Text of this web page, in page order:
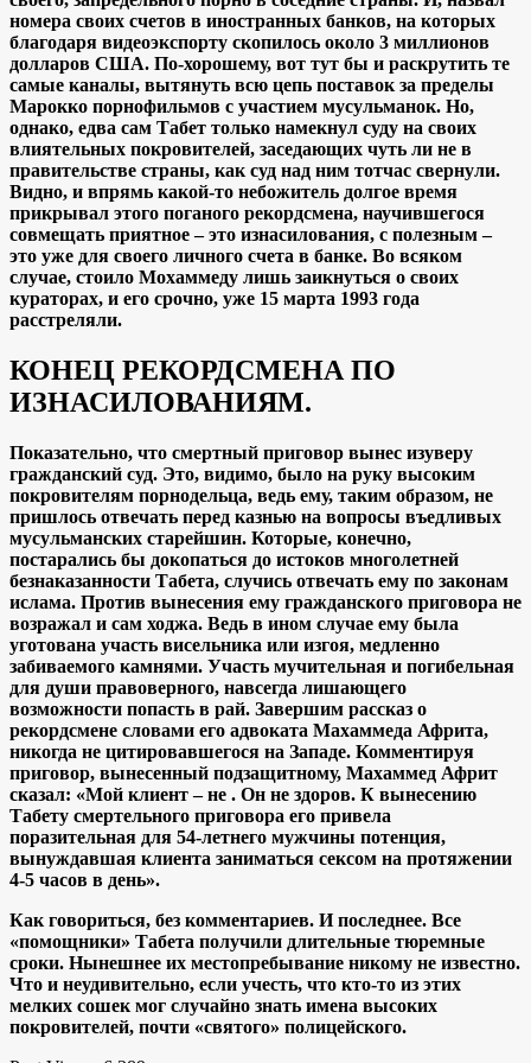
номера своих счетов в иностранных банков, на которых
благодаря видеоэкспорту скопилось около 3 миллионов
долларов США. По-хорошему, вот тут бы и раскрутить те
самые каналы, вытянуть всю цепь поставок за пределы
Марокко порнофильмов с участием мусульманок. Но,
однако, едва сам Табет только намекнул суду на своих
влиятельных покровителей, заседающих чуть ли не в
правительстве страны, как суд над ним тотчас свернули.
Видно, и впрямь какой-то небожитель долгое время
прикрывал этого поганого рекордсмена, научившегося
совмещать приятное – это изнасилования, с полезным –
это уже для своего личного счета в банке. Во всяком
случае, стоило Мохаммеду лишь заикнуться о своих
кураторах, и его срочно, уже 15 марта 1993 года
расстреляли.
КОНЕЦ РЕКОРДСМЕНА ПО
ИЗНАСИЛОВАНИЯМ.
Показательно, что смертный приговор вынес изуверу
гражданский суд. Это, видимо, было на руку высоким
покровителям порнодельца, ведь ему, таким образом, не
пришлось отвечать перед казнью на вопросы въедливых
мусульманских старейшин. Которые, конечно,
постарались бы докопаться до истоков многолетней
безнаказанности Табета, случись отвечать ему по законам
ислама. Против вынесения ему гражданского приговора не
возражал и сам ходжа. Ведь в ином случае ему была
уготована участь висельника или изгоя, медленно
забиваемого камнями. Участь мучительная и погибельная
для души правоверного, навсегда лишающего
возможности попасть в рай. Завершим рассказ о
рекордсмене словами его адвоката Махаммеда Африта,
никогда не цитировавшегося на Западе. Комментируя
приговор, вынесенный подзащитному, Махаммед Африт
сказал: «Мой клиент – не . Он не здоров. К вынесению
Табету смертельного приговора его привела
поразительная для 54-летнего мужчины потенция,
вынуждавшая клиента заниматься сексом на протяжении
4-5 часов в день».
Как говориться, без комментариев. И последнее. Все
«помощники» Табета получили длительные тюремные
сроки. Нынешнее их местопребывание никому не известно.
Что и неудивительно, если учесть, что кто-то из этих
мелких сошек мог случайно знать имена высоких
покровителей, почти «святого» полицейского.